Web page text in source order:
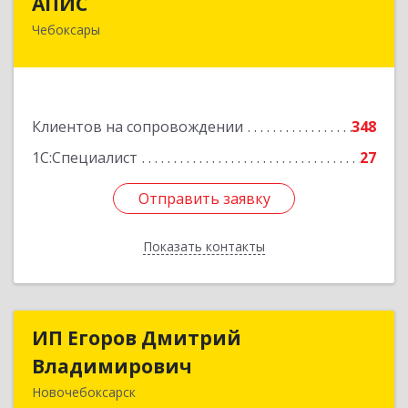
Чебоксары
Клиентов на сопровождении
348
1С:Специалист
27
Отправить заявку
Показать контакты
428001, Чувашская Республика - Чувашия,
Подробнее
Отправить заявку
Назад
ИП Егоров Дмитрий
Владимирович
Новочебоксарск
ИП Егоров Дмитрий